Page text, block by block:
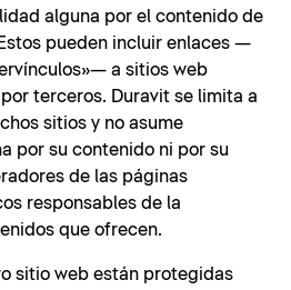
alguna por el contenido de
pueden incluir enlaces —
a sitios web
terceros. Duravit se limita a
sitios y no asume
por su contenido ni por su
de las páginas
responsables de la
que ofrecen.
sitio web están protegidas